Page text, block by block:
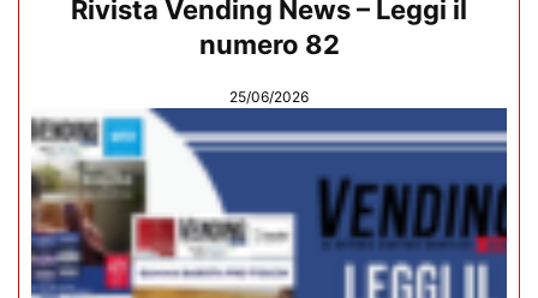
Rivista Vending News – Leggi il
numero 82
25/06/2026